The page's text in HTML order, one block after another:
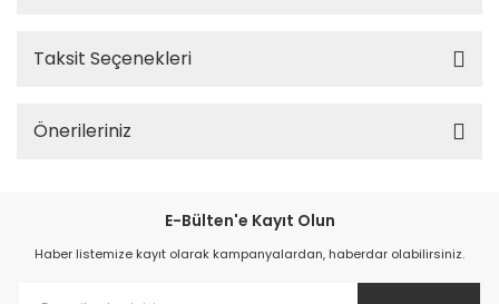
Taksit Seçenekleri
Önerileriniz
E-Bülten'e Kayıt Olun
Haber listemize kayıt olarak kampanyalardan, haberdar olabilirsiniz.